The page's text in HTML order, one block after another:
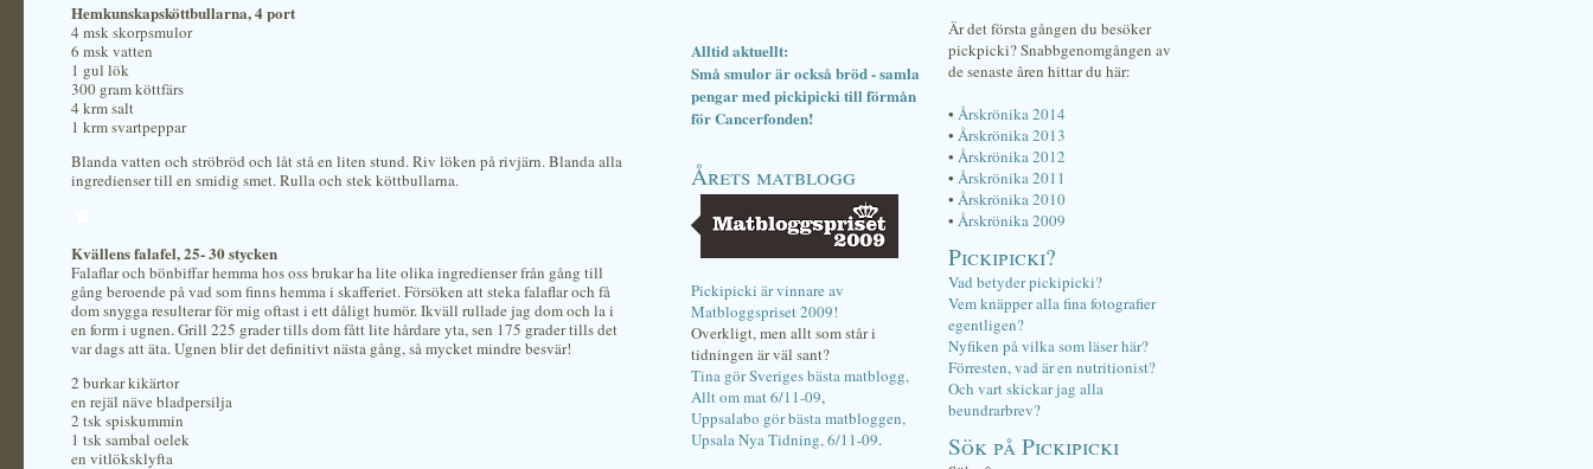
Hemkunskapsköttbullarna, 4 port
4 msk skorpsmulor
6 msk vatten
1 gul lök
300 gram köttfärs
4 krm salt
1 krm svartpeppar
Blanda vatten och ströbröd och låt stå en liten stund. Riv löken på rivjärn. Blanda alla
ingredienser till en smidig smet. Rulla och stek köttbullarna.
Kvällens falafel, 25- 30 stycken
Falaflar och bönbiffar hemma hos oss brukar ha lite olika ingredienser från gång till
gång beroende på vad som finns hemma i skafferiet. Försöken att steka falaflar och få
dom snygga resulterar för mig oftast i ett dåligt humör. Ikväll rullade jag dom och la i
en form i ugnen. Grill 225 grader tills dom fått lite hårdare yta, sen 175 grader tills det
var dags att äta. Ugnen blir det definitivt nästa gång, så mycket mindre besvär!
2 burkar kikärtor
en rejäl näve bladpersilja
2 tsk spiskummin
1 tsk sambal oelek
en vitlöksklyfta
Alltid aktuellt:
Små smulor är också bröd - samla
pengar med pickipicki till förmån
för Cancerfonden!
Årets matblogg
Pickipicki är vinnare av
Matbloggspriset 2009!
Overkligt, men allt som står i
tidningen är väl sant?
Tina gör Sveriges bästa matblogg,
Allt om mat 6/11-09,
Uppsalabo gör bästa matbloggen,
Upsala Nya Tidning, 6/11-09.
Är det första gången du besöker
pickpicki? Snabbgenomgången av
de senaste åren hittar du här:
• Årskrönika 2014
• Årskrönika 2013
• Årskrönika 2012
• Årskrönika 2011
• Årskrönika 2010
• Årskrönika 2009
Pickipicki?
Vad betyder pickipicki?
Vem knäpper alla fina fotografier
egentligen?
Nyfiken på vilka som läser här?
Förresten, vad är en nutritionist?
Och vart skickar jag alla
beundrarbrev?
Sök på Pickipicki